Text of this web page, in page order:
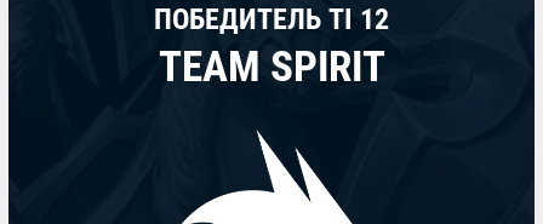
ПОБЕДИТЕЛЬ TI 12
TEAM SPIRIT